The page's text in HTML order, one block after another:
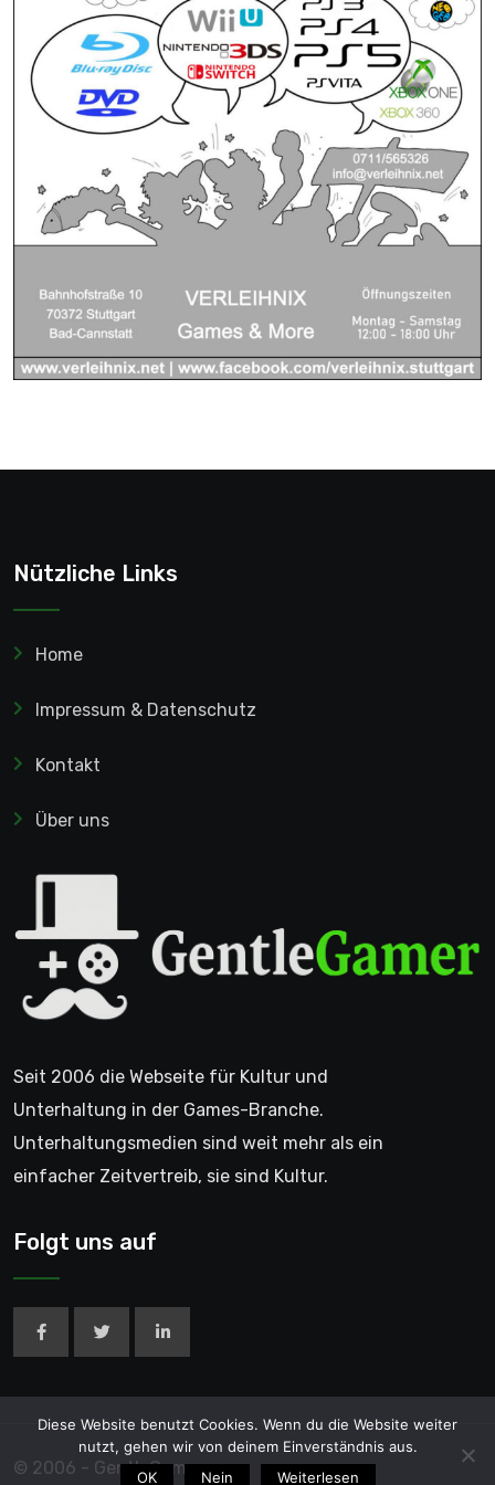
Nützliche Links
Home
Impressum & Datenschutz
Kontakt
Über uns
Seit 2006 die Webseite für Kultur und
Unterhaltung in der Games-Branche.
Unterhaltungsmedien sind weit mehr als ein
einfacher Zeitvertreib, sie sind Kultur.
Folgt uns auf
© 2006 - GentleGamer
Diese Website benutzt Cookies. Wenn du die Website weiter
nutzt, gehen wir von deinem Einverständnis aus.
OK
Nein Weiterlesen